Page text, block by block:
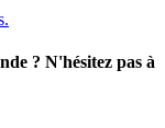
? N'hésitez pas à